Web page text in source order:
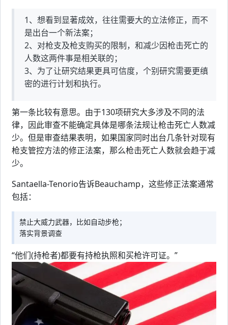
1、想看到显著成效，往往需要大的立法修正，而不
是出台一个新法案；
2、对枪支及枪支购买的限制，和减少因枪击死亡的
人数这两件事是相关联的；
3、为了让研究结果更具可信度，个别研究需要更缜
密的进行计划和执行。
第一条比较有意思。由于130项研究大多涉及不同的法
律，因此审查不能确定具体是哪条法规让枪击死亡人数减
少。但是审查结果表明，如果国家同时出台几条针对现有
枪支管控方法的修正法案，那么枪击死亡人数就会趋于减
少。
Santaella-Tenorio告诉Beauchamp，这些修正法案通常
包括：
禁止大威力武器，比如自动步枪；
落实背景调查
“他们(持枪者)都要有持枪执照和买枪许可证。”